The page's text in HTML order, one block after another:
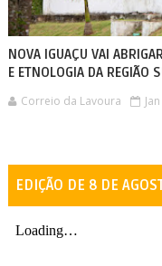
NOVA IGUAÇU VAI
E ETNOLOGIA DA REGIÃO
Correio da Lavoura
EDIÇÃO DE 8 DE